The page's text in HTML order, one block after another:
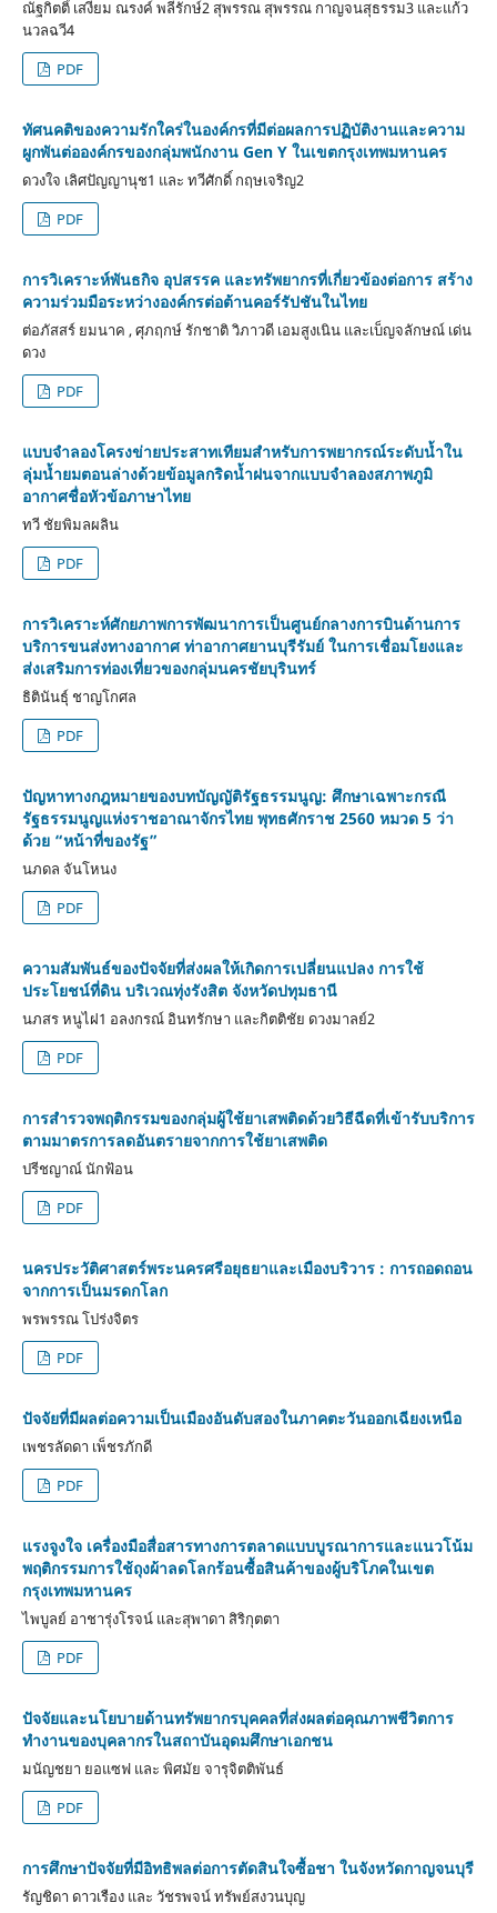
ณัฐกิตติ์ เสงี่ยม ณรงค์ พลีรักษ์2 สุพรรณ สุพรรณ กาญจนสุธรรม3 และแก้ว
นวลฉวี4
PDF
ทัศนคติของความรักใคร่ในองค์กรที่มีต่อผลการปฏิบัติงานและความ
ผูกพันต่อองค์กรของกลุ่มพนักงาน Gen Y ในเขตกรุงเทพมหานคร
ดวงใจ เลิศปัญญานุช1 และ ทวีศักดิ์ กฤษเจริญ2
PDF
การวิเคราะห์พันธกิจ อุปสรรค และทรัพยากรที่เกี่ยวข้องต่อการ สร้าง
ความร่วมมือระหว่างองค์กรต่อต้านคอร์รัปชันในไทย
ต่อภัสสร์ ยมนาค , ศุภฤกษ์ รักชาติ วิภาวดี เอมสูงเนิน และเบ็ญจลักษณ์ เด่น
ดวง
PDF
แบบจำลองโครงข่ายประสาทเทียมสำหรับการพยากรณ์ระดับน้ำใน
ลุ่มน้ำยมตอนล่างด้วยข้อมูลกริดน้ำฝนจากแบบจำลองสภาพภูมิ
อากาศชื่อหัวข้อภาษาไทย
ทวี ชัยพิมลผลิน
PDF
การวิเคราะห์ศักยภาพการพัฒนาการเป็นศูนย์กลางการบินด้านการ
บริการขนส่งทางอากาศ ท่าอากาศยานบุรีรัมย์ ในการเชื่อมโยงและ
ส่งเสริมการท่องเที่ยวของกลุ่มนครชัยบุรินทร์
ธิตินันธุ์ ชาญโกศล
PDF
ปัญหาทางกฎหมายของบทบัญญัติรัฐธรรมนูญ: ศึกษาเฉพาะกรณี
รัฐธรรมนูญแห่งราชอาณาจักรไทย พุทธศักราช 2560 หมวด 5 ว่า
ด้วย “หน้าที่ของรัฐ”
นภดล จันโหนง
PDF
ความสัมพันธ์ของปัจจัยที่ส่งผลให้เกิดการเปลี่ยนแปลง การใช้
ประโยชน์ที่ดิน บริเวณทุ่งรังสิต จังหวัดปทุมธานี
นภสร หนูไฝ1 อลงกรณ์ อินทรักษา และกิตติชัย ดวงมาลย์2
PDF
การสำรวจพฤติกรรมของกลุ่มผู้ใช้ยาเสพติดด้วยวิธีฉีดที่เข้ารับบริการ
ตามมาตรการลดอันตรายจากการใช้ยาเสพติด
ปรีชญาณ์ นักฟ้อน
PDF
นครประวัติศาสตร์พระนครศรีอยุธยาและเมืองบริวาร : การถอดถอน
จากการเป็นมรดกโลก
พรพรรณ โปร่งจิตร
PDF
ปัจจัยที่มีผลต่อความเป็นเมืองอันดับสองในภาคตะวันออกเฉียงเหนือ
เพชรลัดดา เพ็ชรภักดี
PDF
แรงจูงใจ เครื่องมือสื่อสารทางการตลาดแบบบูรณาการและแนวโน้ม
พฤติกรรมการใช้ถุงผ้าลดโลกร้อนซื้อสินค้าของผู้บริโภคในเขต
กรุงเทพมหานคร
ไพบูลย์ อาชารุ่งโรจน์ และสุพาดา สิริกุตตา
PDF
ปัจจัยและนโยบายด้านทรัพยากรบุคคลที่ส่งผลต่อคุณภาพชีวิตการ
ทำงานของบุคลากรในสถาบันอุดมศึกษาเอกชน
มนัญชยา ยอแซฟ และ พิศมัย จารุจิตติพันธ์
PDF
การศึกษาปัจจัยที่มีอิทธิพลต่อการตัดสินใจซื้อชา ในจังหวัดกาญจนบุรี
รัญชิดา ดาวเรือง และ วัชรพจน์ ทรัพย์สงวนบุญ